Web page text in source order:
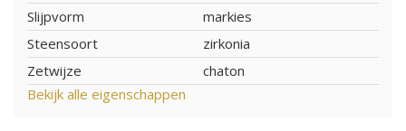
Slijpvorm
markies
Steensoort
zirkonia
Zetwijze
chaton
Bekijk alle eigenschappen